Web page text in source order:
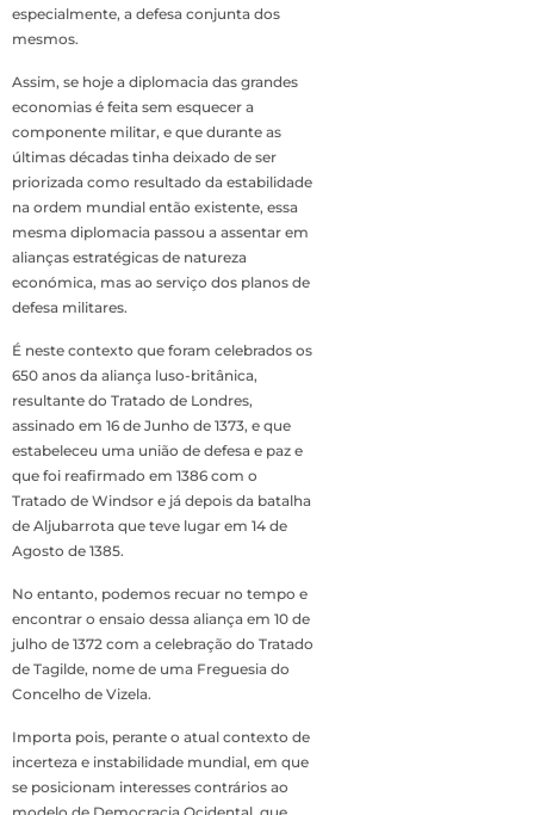
especialmente, a defesa conjunta dos
mesmos.
Assim, se hoje a diplomacia das grandes
economias é feita sem esquecer a
componente militar, e que durante as
últimas décadas tinha deixado de ser
priorizada como resultado da estabilidade
na ordem mundial então existente, essa
mesma diplomacia passou a assentar em
alianças estratégicas de natureza
económica, mas ao serviço dos planos de
defesa militares.
É neste contexto que foram celebrados os
650 anos da aliança luso-britânica,
resultante do Tratado de Londres,
assinado em 16 de Junho de 1373, e que
estabeleceu uma união de defesa e paz e
que foi reafirmado em 1386 com o
Tratado de Windsor e já depois da batalha
de Aljubarrota que teve lugar em 14 de
Agosto de 1385.
No entanto, podemos recuar no tempo e
encontrar o ensaio dessa aliança em 10 de
julho de 1372 com a celebração do Tratado
de Tagilde, nome de uma Freguesia do
Concelho de Vizela.
Importa pois, perante o atual contexto de
incerteza e instabilidade mundial, em que
se posicionam interesses contrários ao